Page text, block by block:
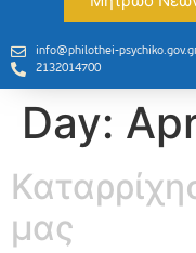
info@philothei-
2132014700
Day:
μας